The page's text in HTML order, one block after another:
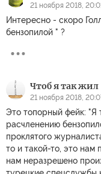
21 ноября 2018,
Интересно - скоро
бензопилой " ?
Чтоб я так жил
21 ноября 2018,
Это топорный фейк: "Я
расчленению
проклятого
то и такой-то, это нам
нам неразрешено